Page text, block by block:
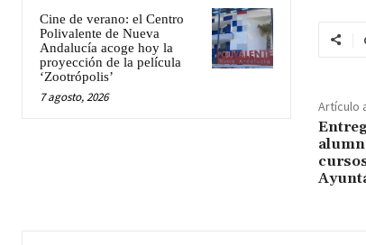
Cine de verano: el Centro
Polivalente de Nueva
Andalucía acoge hoy la
proyección de la película
‘Zootrópolis’
7 agosto, 2026
Artículo